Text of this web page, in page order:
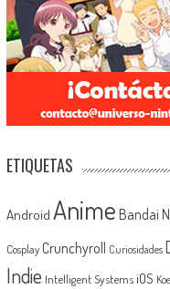
ETIQUETAS
Android Anime Bandai
Cosplay Crunchyroll Curiosidades
Indie Intelligent Systems iOS